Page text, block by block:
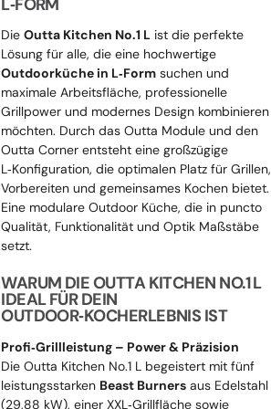
L‑FORM
DieOutta Kitchen No.1 L ist die perfekte
Lösung für alle, die eine hochwertige
Outdoorküche in L‑Form suchen und
maximale Arbeitsfläche, professionelle
Grillpower und modernes Design kombinieren
möchten. Durch das Outta Module und den
Outta Corner entsteht eine großzügige
L‑Konfiguration, die optimalen Platz für Grillen,
Vorbereiten und gemeinsames Kochen bietet.
Eine modulare Outdoor Küche, die in puncto
Qualität, Funktionalität und Optik Maßstäbe
setzt.
WARUM DIE OUTTA KITCHEN NO.1 L
IDEAL FÜR DEIN
OUTDOOR‑KOCHERLEBNIS IST
Profi‑Grillleistung – Power & Präzision
Die Outta Kitchen No.1 L begeistert mit fünf
leistungsstarken Beast Burners aus Edelstahl
(29,88 kW), einer XXL‑Grillfläche sowie